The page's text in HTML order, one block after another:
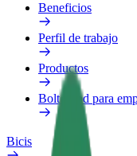
Beneficios
Perfil de trabajo
Productos
Bolt Food para
Bicis